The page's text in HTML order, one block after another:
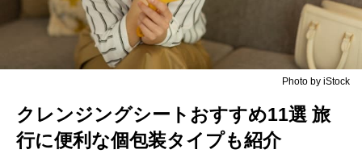
Photo by iStock
クレンジングシートおすすめ11選 旅
行に便利な個包装タイプも紹介